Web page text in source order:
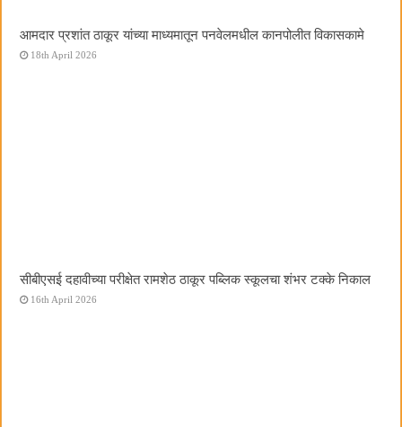
आमदार प्रशांत ठाकूर यांच्या माध्यमातून पनवेलमधील कानपोलीत विकासकामे
18th April 2026
सीबीएसई दहावीच्या परीक्षेत रामशेठ ठाकूर पब्लिक स्कूलचा शंभर टक्के निकाल
16th April 2026